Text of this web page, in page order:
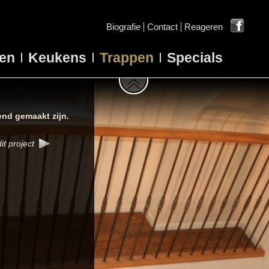
gemaakt zijn.
project
Biografie Contact Reageren
Keukens Trappen Specials